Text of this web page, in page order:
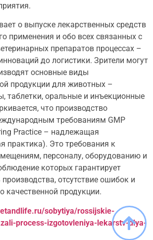
о выпуске лекарственных средств
применения и обо всех связанных с
препаратов процессах –
до логистики. Зрители могут
основные виды
продукции для животных –
таблетки, оральные и инъекционные
что производство
требованиям GMP
Practice – надлежащая
практика). Это требования к
персоналу, оборудованию и
которых гарантирует
отсутствие ошибок и
качественной продукции.
sobytiya/rossijskie-
process-izgotovleniya-lekarstv-dlya-